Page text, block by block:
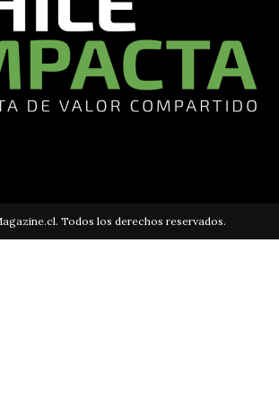
Todos los derechos reservados.